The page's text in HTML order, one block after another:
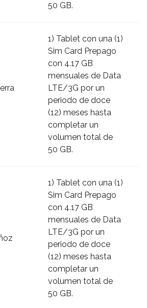
50 GB.
1) Tablet con una (1)
Sim Card Prepago
con 4.17 GB
mensuales de Data
LTE/3G por un
periodo de doce
(12) meses hasta
completar un
volumen total de
50 GB.
1) Tablet con una (1)
Sim Card Prepago
con 4.17 GB
mensuales de Data
LTE/3G por un
periodo de doce
(12) meses hasta
completar un
volumen total de
50 GB.